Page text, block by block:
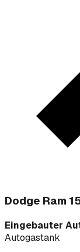
Dodge Ram
Eingebauter
Autogastank